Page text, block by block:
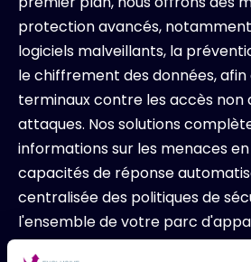
protection avancés,
logiciels malveillants, la
le chiffrement des données,
terminaux contre les accès non
attaques. Nos solutions
informations sur les menaces
capacités de réponse
centralisée des politiques de
l'ensemble de votre parc